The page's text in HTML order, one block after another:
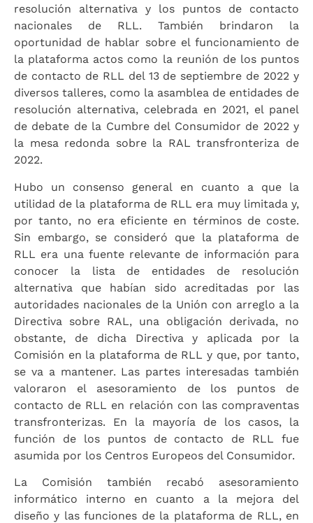
resolución alternativa y los puntos de contacto
nacionales de RLL. También brindaron la
oportunidad de hablar sobre el funcionamiento de
la plataforma actos como la reunión de los puntos
de contacto de RLL del 13 de septiembre de 2022 y
diversos talleres, como la asamblea de entidades de
resolución alternativa, celebrada en 2021, el panel
de debate de la Cumbre del Consumidor de 2022 y
la mesa redonda sobre la RAL transfronteriza de
2022.
Hubo un consenso general en cuanto a que la
utilidad de la plataforma de RLL era muy limitada y,
por tanto, no era eficiente en términos de coste.
Sin embargo, se consideró que la plataforma de
RLL era una fuente relevante de información para
conocer la lista de entidades de resolución
alternativa que habían sido acreditadas por las
autoridades nacionales de la Unión con arreglo a la
Directiva sobre RAL, una obligación derivada, no
obstante, de dicha Directiva y aplicada por la
Comisión en la plataforma de RLL y que, por tanto,
se va a mantener. Las partes interesadas también
valoraron el asesoramiento de los puntos de
contacto de RLL en relación con las compraventas
transfronterizas. En la mayoría de los casos, la
función de los puntos de contacto de RLL fue
asumida por los Centros Europeos del Consumidor.
La Comisión también recabó asesoramiento
informático interno en cuanto a la mejora del
diseño y las funciones de la plataforma de RLL, en